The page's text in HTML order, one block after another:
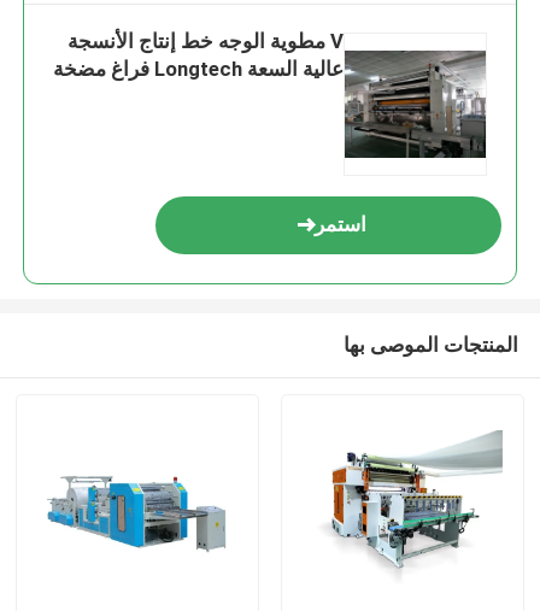
V مطوية الوجه خط إنتاج الأنسجة
عالية السعة Longtech فراغ مضخة
استمر
المنتجات الموصى بها